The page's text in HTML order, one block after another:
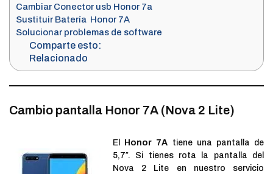
Cambiar Conector usb Honor 7a
Sustituir Batería Honor 7A
Solucionar problemas de software
Comparte esto:
Relacionado
Cambio pantalla Honor 7A (Nova 2 Lite)
El Honor 7A tiene una pantalla de
5,7″. Si tienes rota la pantalla del
Nova 2 Lite en nuestro servicio